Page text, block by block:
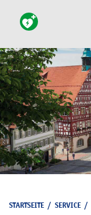
STARTSEITE / SERVICE /